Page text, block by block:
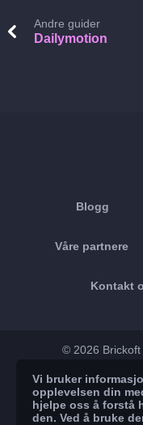
Andre guider
Dailymotion
Blogg
Våre partnere
Kontakt
© 2026 Brickoft
App
Vi bruker
opplevelsen din
hjelpe oss å forstå
den. Ved å bruke